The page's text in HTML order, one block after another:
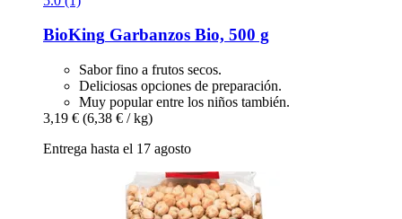
BioKing Garbanzos Bio, 500 g
Sabor fino a frutos secos.
Deliciosas opciones de preparación.
Muy popular entre los niños también.
3,19 € (6,38 € / kg)
Entrega hasta el 17 agosto